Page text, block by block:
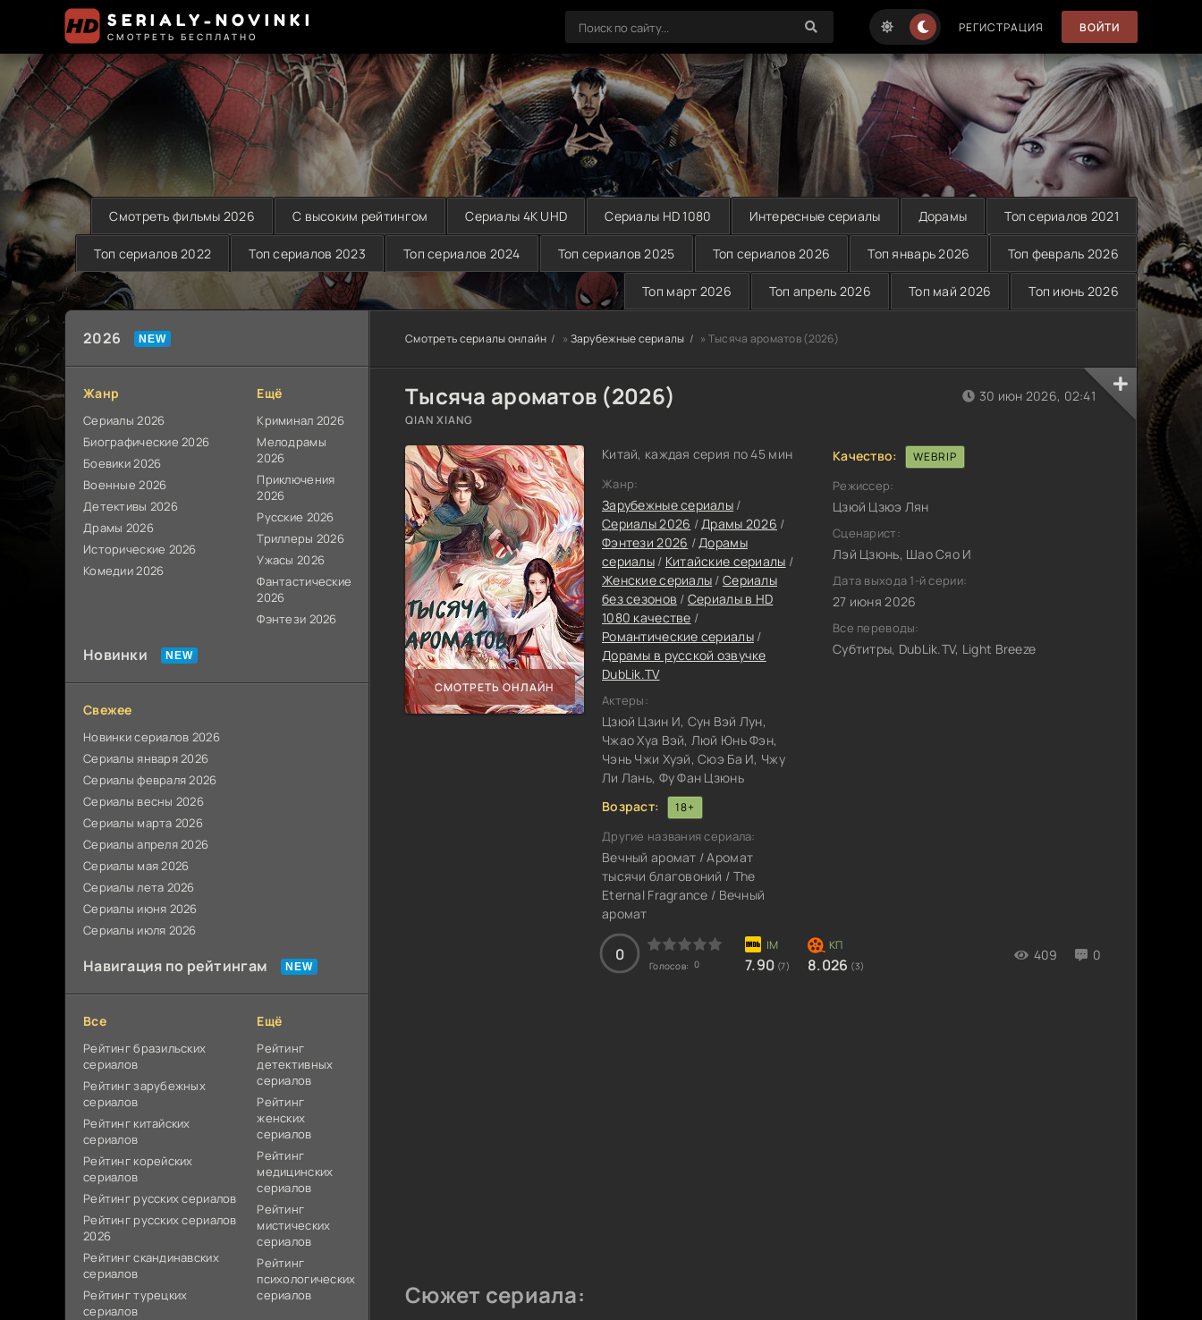
SERIALY-NOVINKI
СМОТРЕТЬ БЕСПЛАТНО
РЕГИСТРАЦИЯ ВОЙТИ
Смотреть фильмы 2026 С высоким рейтингом Сериалы 4K UHD Сериалы HD 1080 Интересные сериалы Дорамы Топ сериалов 2021
Топ сериалов 2022 Топ сериалов 2023 Топ сериалов 2024 Топ сериалов 2025 Топ сериалов 2026 Топ январь 2026 Топ февраль 2026
Топ март 2026 Топ апрель 2026 Топ май 2026 Топ июнь 2026
2026
Жанр
Сериалы 2026
Биографические 2026
Боевики 2026
Военные 2026
Детективы 2026
Драмы 2026
Исторические 2026
Комедии 2026
Ещё
Криминал 2026
Мелодрамы
2026
Приключения
2026
Русские 2026
Триллеры 2026
Ужасы 2026
Фантастические
2026
Фэнтези 2026
Новинки
Свежее
Новинки сериалов 2026
Сериалы января 2026
Сериалы февраля 2026
Сериалы весны 2026
Сериалы марта 2026
Сериалы апреля 2026
Сериалы мая 2026
Сериалы лета 2026
Сериалы июня 2026
Сериалы июля 2026
Навигация по рейтингам
Все
Рейтинг бразильских
сериалов
Рейтинг зарубежных
сериалов
Рейтинг китайских
сериалов
Рейтинг корейских
сериалов
Рейтинг русских сериалов
Рейтинг русских сериалов
2026
Рейтинг скандинавских
сериалов
Рейтинг турецких
сериалов
Ещё
Рейтинг
детективных
сериалов
Рейтинг
женских
сериалов
Рейтинг
медицинских
сериалов
Рейтинг
мистических
сериалов
Рейтинг
психологических
сериалов
Смотреть сериалы онлайн » Зарубежные сериалы » Тысяча ароматов (2026)
Тысяча ароматов (2026)
QIAN XIANG
СМОТРЕТЬ ОНЛАЙН
Китай, каждая серия по 45 мин
Жанр:
Зарубежные сериалы /
Сериалы 2026 /Драмы 2026 /
Фэнтези 2026 /Дорамы
сериалы/ Китайские сериалы /
Женские сериалы /Сериалы
без сезонов / Сериалы в HD
1080 качестве /
Романтические сериалы/
Дорамы в русской озвучке
DubLik.TV
Актеры:
Цзюй Цзин И, Сун Вэй Лун,
Чжао Хуа Вэй, Люй Юнь Фэн,
Чэнь Чжи Хуэй, Сюэ Ба И, Чжу
Ли Лань, Фу Фан Цзюнь
Возраст:
18+
Другие названия сериала:
Вечный аромат / Аромат
тысячи благовоний / The
Eternal Fragrance / Вечный
аромат
0
Голосов: 0 7.90 (7) 8.026 (3)
409 0
30 июн 2026, 02:41
Качество: WEBRIP
Режиссер:
Цзюй Цзюэ Лян
Сценарист:
Лэй Цзюнь, Шао Сяо И
Дата выхода 1-й серии:
27 июня 2026
Все переводы:
Субтитры, DubLik.TV, Light Breeze
Сюжет сериала: